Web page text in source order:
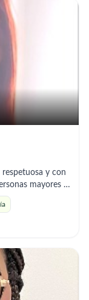
respetuosa y con
mayores y
por muchos
hijos que al uno
distinta lo que me
seguridad de
y con
en:
apoyo en